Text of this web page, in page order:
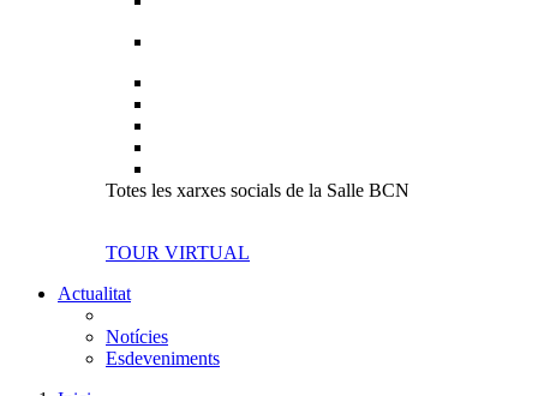
Totes les xarxes socials de la Salle BCN
TOUR VIRTUAL
Actualitat
Notícies
Esdeveniments